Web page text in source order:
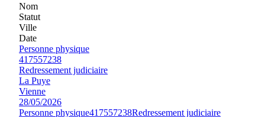
Nom
Statut
Ville
Date
Personne physique
417557238
Redressement judiciaire
La Puye
Vienne
28/05/2026
Personne physique417557238Redressement judiciaire